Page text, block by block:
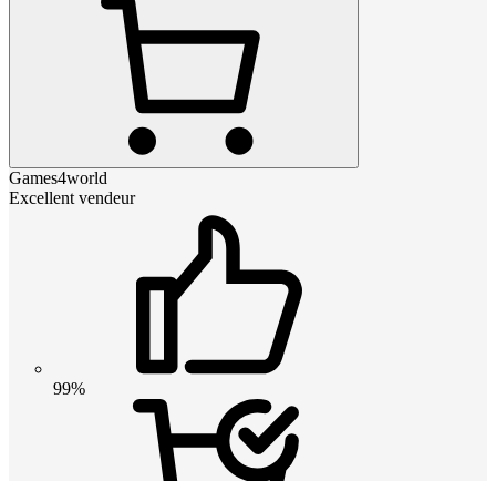
Games4world
Excellent vendeur
99%